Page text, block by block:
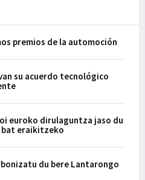
premios de la automoción
su acuerdo tecnológico
euroko dirulaguntza jaso du
bat eraikitzeko
du bere Lantarongo